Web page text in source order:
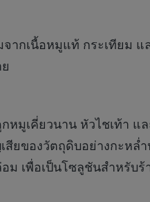
กเนื้อหมูแท้ กระเทียม แ
มูเคี่ยวนาน หัวไชเท้า แล
ยของวัตถุดิบอย่างกะหล่ำ
ม เพื่อเป็นโซลูชันสำหรับร้